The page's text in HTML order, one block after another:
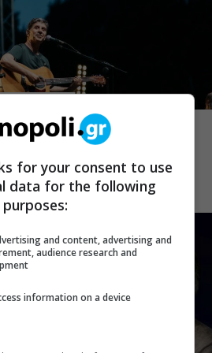
Τον Σεπτέμβριο
για δύο τελευταίες
συναυλίες
for your consent to use
data for the following
purposes:
and content, advertising and
audience research and
information on a device